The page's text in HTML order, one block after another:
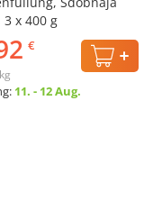
3 х 400 g
€
11. - 12 Aug.